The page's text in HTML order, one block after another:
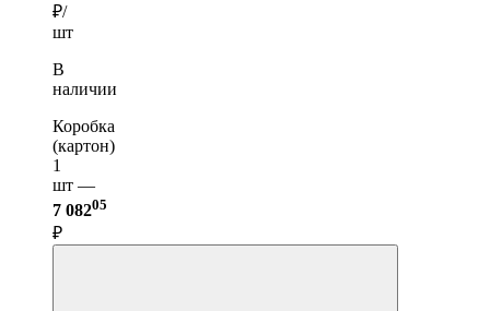
₽/
шт
В
наличии
Коробка
(картон)
1
шт —
7 08205
₽